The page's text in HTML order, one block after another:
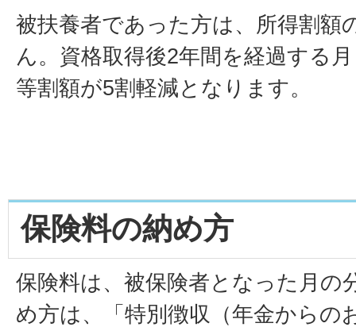
被扶養者であった方は、所得割額
ん。資格取得後2年間を経過する
等割額が5割軽減となります。
保険料の納め方
保険料は、被保険者となった月の
め方は、「特別徴収（年金からの